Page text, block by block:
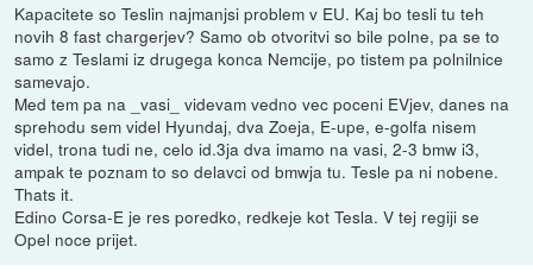
Kapacitete so Teslin najmanjsi problem v EU. Kaj bo tesli tu teh
novih 8 fast chargerjev? Samo ob otvoritvi so bile polne, pa se to
samo z Teslami iz drugega konca Nemcije, po tistem pa polnilnice
samevajo.
Med tem pa na _vasi_ videvam vedno vec poceni EVjev, danes na
sprehodu sem videl Hyundaj, dva Zoeja, E-upe, e-golfa nisem
videl, trona tudi ne, celo id.3ja dva imamo na vasi, 2-3 bmw i3,
ampak te poznam to so delavci od bmwja tu. Tesle pa ni nobene.
Thats it.
Edino Corsa-E je res poredko, redkeje kot Tesla. V tej regiji se
Opel noce prijet.